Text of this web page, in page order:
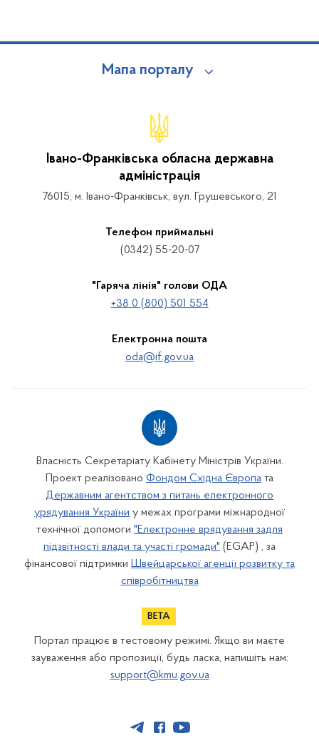
Мапа порталу
Івано-Франківська обласна державна
адміністрація
76015, м. Івано-Франківськ, вул. Грушевського, 21
Телефон приймальні
(0342) 55-20-07
"Гаряча лінія" голови ОДА
+38 0 (800) 501 554
Електронна пошта
oda@if.gov.ua
Власність Секретаріату Кабінету Міністрів України.
Проект реалізовано Фондом Східна Європа та
Державним агентством з питань електронного
урядування України у межах програми міжнародної
технічної допомоги "Електронне врядування задля
підзвітності влади та участі громади" (EGAP) , за
фінансової підтримки Швейцарської агенції розвитку та
співробітництва
Портал працює в тестовому режимі. Якщо ви маєте
зауваження або пропозиції, будь ласка, напишіть нам:
support@kmu.gov.ua